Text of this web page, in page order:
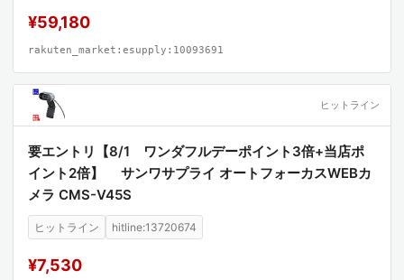
¥59,180
rakuten_market:esupply:10093691
ヒットライン
要エントリ【8/1 ワンダフルデーポイント3倍+当店ポ
イント2倍】 サンワサプライ オートフォーカスWEBカ
メラ CMS-V45S
ヒットライン hitline:13720674
¥7,530